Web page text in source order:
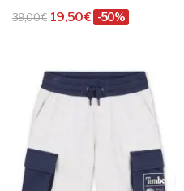
39,00 € 19,50 € -50%